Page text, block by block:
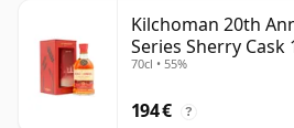
Kilchoman 20th
Series Sherry Cask
70cl • 55%
194 € ?